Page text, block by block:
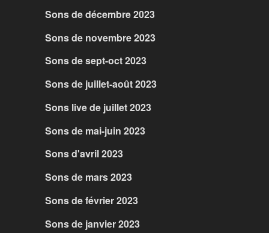
Sons de décembre 2023
Sons de novembre 2023
Sons de sept-oct 2023
Sons de juillet-août 2023
Sons live de juillet 2023
Sons de mai-juin 2023
Sons d'avril 2023
Sons de mars 2023
Sons de février 2023
Sons de janvier 2023